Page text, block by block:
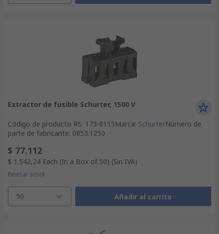
Extractor de fusible Schurter, 1500 V
Código de producto RS: 173-8115Marca: SchurterNúmero de
parte de fabricante: 0853.1250
$ 77.112
$ 1.542,24 Each (In a Box of 50) (Sin IVA)
Revisar stock
50 Añadir al carrito